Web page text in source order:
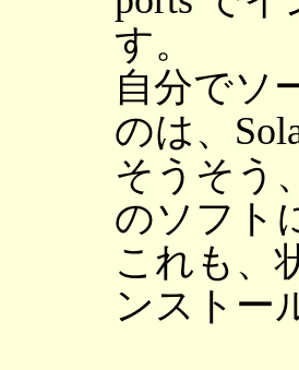
す。
自分でソ
のは、
そうそう
のソフト
これも、
ンストー